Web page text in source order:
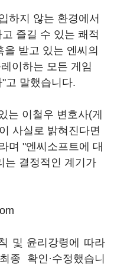
하지 않는 환경에서
즐길 수 있는 쾌적
받고 있는 엔씨의
이하는 모든 게임
고 말했습니다.
는 이철우 변호사(게
사실로 밝혀진다면
며 "엔씨소프트에 대
는 결정적인 계기가
및 윤리강령에 따라
종 확인·수정했습니